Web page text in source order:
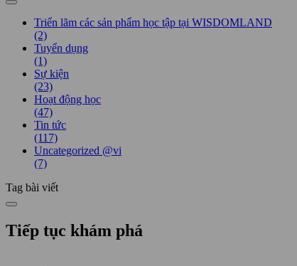
Triển lãm các sản phẩm học tập tại WISDOMLAND
(2)
Tuyển dụng
(1)
Sự kiện
(23)
Hoạt động học
(47)
Tin tức
(117)
Uncategorized @vi
(7)
Tag bài viết
Tiếp tục khám phá